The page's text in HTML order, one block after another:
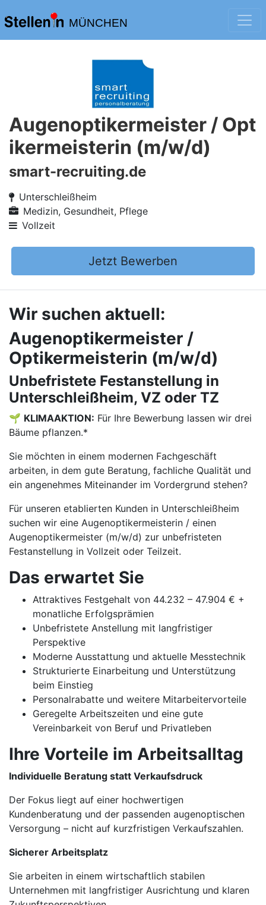
MÜNCHEN
Augenoptikermeister / Opt
ikermeisterin (m/w/d)
smart-recruiting.de
Unterschleißheim
Medizin, Gesundheit, Pflege
Vollzeit
Jetzt Bewerben
Wir suchen aktuell:
Augenoptikermeister /
Optikermeisterin (m/w/d)
Unbefristete Festanstellung in
Unterschleißheim, VZ oder TZ
🌱 KLIMAAKTION: Für Ihre Bewerbung lassen wir drei
Bäume pflanzen.*
Sie möchten in einem modernen Fachgeschäft
arbeiten, in dem gute Beratung, fachliche Qualität und
ein angenehmes Miteinander im Vordergrund stehen?
Für unseren etablierten Kunden in Unterschleißheim
suchen wir eine Augenoptikermeisterin / einen
Augenoptikermeister (m/w/d) zur unbefristeten
Festanstellung in Vollzeit oder Teilzeit.
Das erwartet Sie
Attraktives Festgehalt von 44.232 – 47.904 € +
monatliche Erfolgsprämien
Unbefristete Anstellung mit langfristiger
Perspektive
Moderne Ausstattung und aktuelle Messtechnik
Strukturierte Einarbeitung und Unterstützung
beim Einstieg
Personalrabatte und weitere Mitarbeitervorteile
Geregelte Arbeitszeiten und eine gute
Vereinbarkeit von Beruf und Privatleben
Ihre Vorteile im Arbeitsalltag
Individuelle Beratung statt Verkaufsdruck
Der Fokus liegt auf einer hochwertigen
Kundenberatung und der passenden augenoptischen
Versorgung – nicht auf kurzfristigen Verkaufszahlen.
Sicherer Arbeitsplatz
Sie arbeiten in einem wirtschaftlich stabilen
Unternehmen mit langfristiger Ausrichtung und klaren